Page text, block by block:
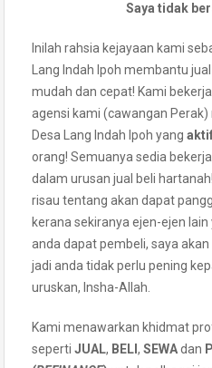
Saya tidak
Inilah rahsia kejayaan kami
Lang Indah Ipoh membantu
mudah dan cepat! Kami
agensi kami (cawangan
Desa Lang Indah Ipoh yang
orang! Semuanya sedia
dalam urusan jual beli
risau tentang akan dapat
kerana sekiranya ejen-ejen
anda dapat pembeli, saya
jadi anda tidak perlu pening
uruskan, Insha-Allah.
Kami menawarkan khidmat
seperti JUAL, BELI , SEWAdan